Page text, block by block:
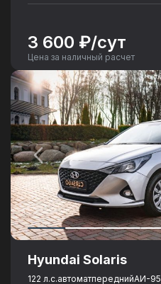
3 600 ₽/сут
Цена за наличный расчет
Hyundai Solaris
122 л.с.автоматпереднийАИ-95